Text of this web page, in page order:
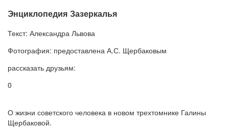
​Энциклопедия Зазеркалья
Текст: Александра Львова
Фотография: предоставлена А.С. Щербаковым
рассказать друзьям:
0
О жизни советского человека в новом трехтомнике Галины
Щербаковой.